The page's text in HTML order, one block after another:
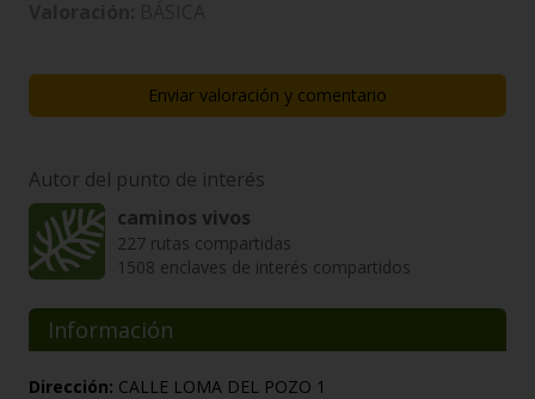
Enviar valoración y comentario
Autor del punto de interés
caminos vivos
227 rutas compartidas
1508 enclaves de interés compartidos
Información
Dirección: CALLE LOMA DEL POZO 1